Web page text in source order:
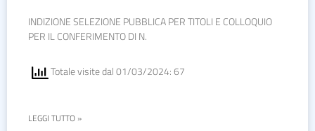
INDIZIONE SELEZIONE PUBBLICA PER TITOLI E COLLOQUIO
PER IL CONFERIMENTO DI N.
Totale visite dal 01/03/2024: 67
LEGGI TUTTO »